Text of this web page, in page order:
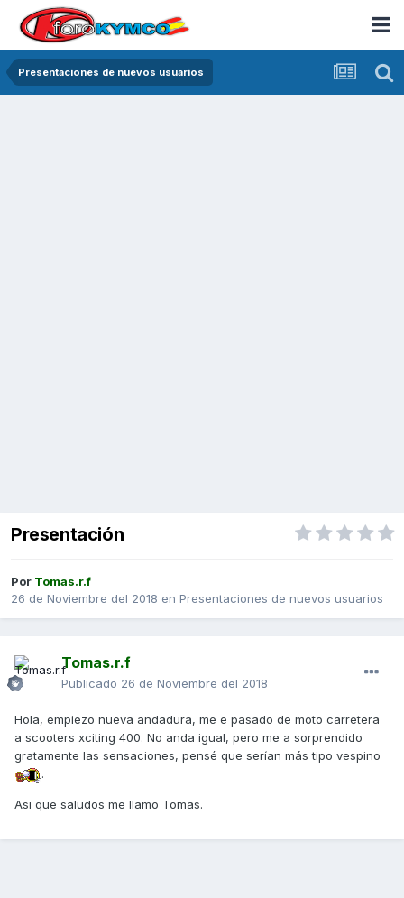
Presentaciones de nuevos usuarios
Presentación
Por Tomas.r.f
26 de Noviembre del 2018 en Presentaciones de nuevos usuarios
Tomas.r.f
Publicado 26 de Noviembre del 2018
Hola, empiezo nueva andadura, me e pasado de moto carretera
a scooters xciting 400. No anda igual, pero me a sorprendido
gratamente las sensaciones, pensé que serían más tipo vespino
.
Asi que saludos me llamo Tomas.